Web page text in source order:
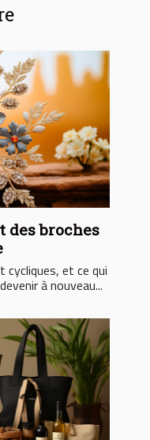
des broches
cycliques, et ce qui
à nouveau...